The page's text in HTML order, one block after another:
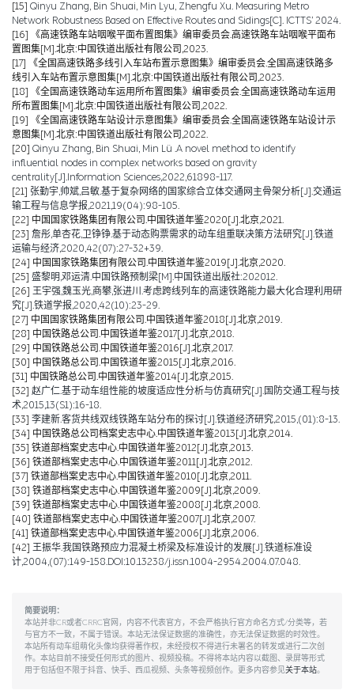
[15] Qinyu Zhang, Bin Shuai, Min Lyu, Zhengfu Xu. Measuring Metro
Network Robustness Based on Effective Routes and Sidings[C]. ICTTS’ 2024.
[16]
《高速铁路车站咽喉平面布置图集》编审委员会.高速铁路车站咽喉平面布
置图集[M].北京:中国铁道出版社有限公司,2023.
[17]
《全国高速铁路多线引入车站布置示意图集》编审委员会.全国高速铁路多
线引入车站布置示意图集[M].北京:中国铁道出版社有限公司,2023.
[18]
《全国高速铁路动车运用所布置图集》编审委员会.全国高速铁路动车运用
所布置图集[M].北京:中国铁道出版社有限公司,2022.
[19]
《全国高速铁路车站设计示意图集》编审委员会.全国高速铁路车站设计示
意图集[M].北京:中国铁道出版社有限公司,2022.
[20] Qinyu Zhang, Bin Shuai, Min Lü .A novel method to identify
influential nodes in complex networks based on gravity
centrality[J].Information Sciences,2022,61898-117.
[21] 张勤宇,帅斌,吕敏.基于复杂网络的国家综合立体交通网主骨架分析[J].交通运
输工程与信息学报,2021,19(04):98-105.
[22] 中国国家铁路集团有限公司.中国铁道年鉴2020[J].北京,2021.
[23] 詹彤,单杏花,卫铮铮.基于动态购票需求的动车组重联决策方法研究[J].铁道
运输与经济,2020,42(07):27-32+39.
[24] 中国国家铁路集团有限公司.中国铁道年鉴2019[J].北京,2020.
[25] 盛黎明,邓运清.中国铁路预制梁[M].中国铁道出版社:202012.
[26] 王宇强,魏玉光,商攀,张进川.考虑跨线列车的高速铁路能力最大化合理利用研
究[J].铁道学报,2020,42(10):23-29.
[27] 中国国家铁路集团有限公司.中国铁道年鉴2018[J].北京,2019.
[28] 中国铁路总公司.中国铁道年鉴2017[J].北京,2018.
[29] 中国铁路总公司.中国铁道年鉴2016[J].北京,2017.
[30] 中国铁路总公司.中国铁道年鉴2015[J].北京,2016.
[31] 中国铁路总公司.中国铁道年鉴2014[J].北京,2015.
[32] 赵广仁.基于动车组性能的坡度适应性分析与仿真研究[J].国防交通工程与技
术,2015,13(S1):16-18.
[33] 李建新.客货共线双线铁路车站分布的探讨[J].铁道经济研究,2015,(01):8-13.
[34] 中国铁路总公司档案史志中心.中国铁道年鉴2013[J].北京,2014.
[35] 铁道部档案史志中心.中国铁道年鉴2012[J].北京,2013.
[36] 铁道部档案史志中心.中国铁道年鉴2011[J].北京,2012.
[37] 铁道部档案史志中心.中国铁道年鉴2010[J].北京,2011.
[38] 铁道部档案史志中心.中国铁道年鉴2009[J].北京,2009.
[39] 铁道部档案史志中心.中国铁道年鉴2008[J].北京,2008.
[40] 铁道部档案史志中心.中国铁道年鉴2007[J].北京,2007.
[41] 铁道部档案史志中心.中国铁道年鉴2006[J].北京,2006.
[42] 王振华.我国铁路预应力混凝土桥梁及标准设计的发展[J].铁道标准设
计,2004,(07):149-158.DOI:10.13238/j.issn.1004-2954.2004.07.048.
简要说明：
本站并非CR或者CRRC官网，内容不代表官方，不会严格执行官方命名方式/分类等，若
与官方不一致，不属于错误。本站无法保证数据的准确性，亦无法保证数据的时效性。
本站所有动车组萌化头像均获得著作权，未经授权不得进行未署名的转发或进行二次创
作。本站目前不接受任何形式的图片、视频投稿。不得将本站内容以截图、录屏等形式
用于包括但不限于抖音、快手、西瓜视频、头条等视频创作。更多内容参见关于本站。